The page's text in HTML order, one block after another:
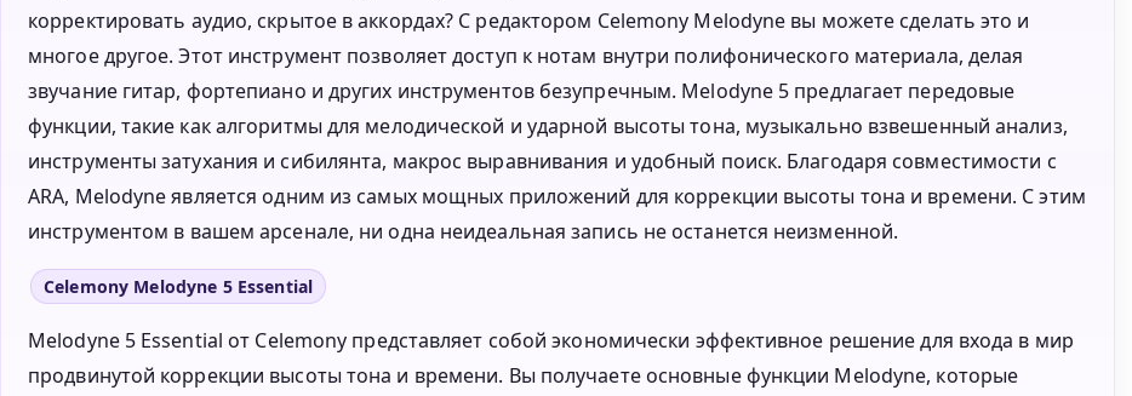
корректировать аудио, скрытое в аккордах? С редактором Celemony Melodyne вы можете сделать это и
многое другое. Этот инструмент позволяет доступ к нотам внутри полифонического материала, делая
звучание гитар, фортепиано и других инструментов безупречным. Melodyne 5 предлагает передовые
функции, такие как алгоритмы для мелодической и ударной высоты тона, музыкально взвешенный анализ,
инструменты затухания и сибилянта, макрос выравнивания и удобный поиск. Благодаря совместимости с
ARA, Melodyne является одним из самых мощных приложений для коррекции высоты тона и времени. С этим
инструментом в вашем арсенале, ни одна неидеальная запись не останется неизменной.
Celemony Melodyne 5 Essential
Melodyne 5 Essential от Celemony представляет собой экономически эффективное решение для входа в мир
продвинутой коррекции высоты тона и времени. Вы получаете основные функции Melodyne, которые